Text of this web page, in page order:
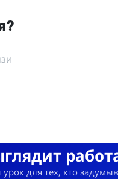
для тех, кто